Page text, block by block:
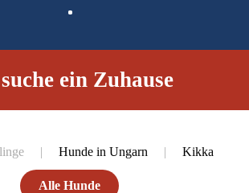
ein Zuhause
Hunde in Ungarn Kikka
Alle Hunde